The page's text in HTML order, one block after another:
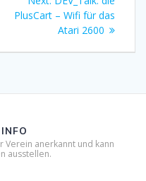
post:
PlusCart – Wifi für das
Atari 2600
Verein anerkannt und kann
ausstellen.